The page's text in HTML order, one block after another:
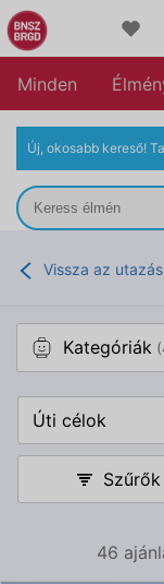
Minden
Új, okosabb kereső!
Vissza az
Kategóriák
Úti célok
Szűrők
46